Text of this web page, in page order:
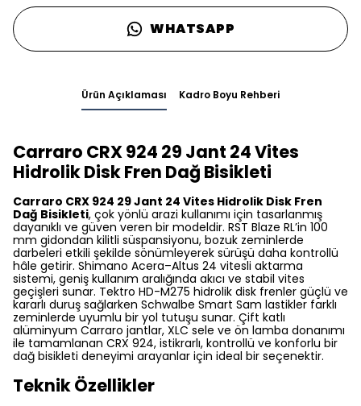
WHATSAPP
Ürün Açıklaması Kadro Boyu Rehberi
Carraro CRX 924 29 Jant 24 Vites
Hidrolik Disk Fren Dağ Bisikleti
Carraro CRX 924 29 Jant 24 Vites Hidrolik Disk Fren
Dağ Bisikleti, çok yönlü arazi kullanımı için tasarlanmış
dayanıklı ve güven veren bir modeldir. RST Blaze RL’in 100
mm gidondan kilitli süspansiyonu, bozuk zeminlerde
darbeleri etkili şekilde sönümleyerek sürüşü daha kontrollü
hâle getirir. Shimano Acera–Altus 24 vitesli aktarma
sistemi, geniş kullanım aralığında akıcı ve stabil vites
geçişleri sunar. Tektro HD-M275 hidrolik disk frenler güçlü ve
kararlı duruş sağlarken Schwalbe Smart Sam lastikler farklı
zeminlerde uyumlu bir yol tutuşu sunar. Çift katlı
alüminyum Carraro jantlar, XLC sele ve ön lamba donanımı
ile tamamlanan CRX 924, istikrarlı, kontrollü ve konforlu bir
dağ bisikleti deneyimi arayanlar için ideal bir seçenektir.
Teknik Özellikler